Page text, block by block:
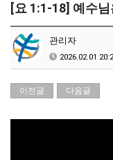
[요 1:1-18] 예수
관리자
2026.02.01
이전글 다음글